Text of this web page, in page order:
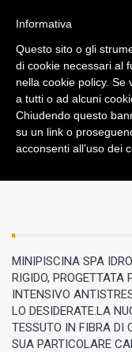
/ MSPA
MINIPISCINA SPA
RIGIDO, PROGETTATA
INTENSIVO
LO DESIDERATE.LA
TESSUTO IN FIBRA DI
SUA PARTICOLARE
Informativa
Questo sito o gli
di cookie necessari al
nella cookie policy. Se
a tutti o ad alcuni
Chiudendo questo
su un link o
acconsenti all’uso dei